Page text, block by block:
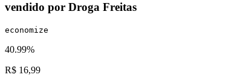
vendido por Droga Freitas
economize
40.99%
R$ 16,99